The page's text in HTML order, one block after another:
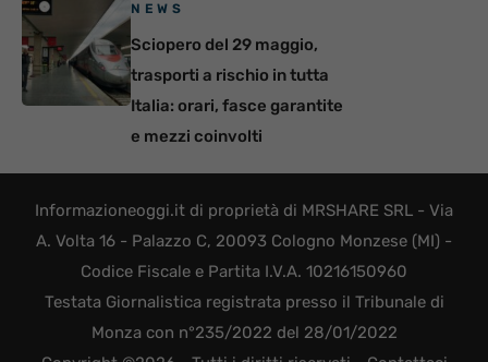
NEWS
Sciopero del 29 maggio,
trasporti a rischio in tutta
Italia: orari, fasce garantite
e mezzi coinvolti
Informazioneoggi.it di proprietà di MRSHARE SRL - Via
A. Volta 16 - Palazzo C, 20093 Cologno Monzese (MI) -
Codice Fiscale e Partita I.V.A. 10216150960
Testata Giornalistica registrata presso il Tribunale di
Monza con n°235/2022 del 28/01/2022